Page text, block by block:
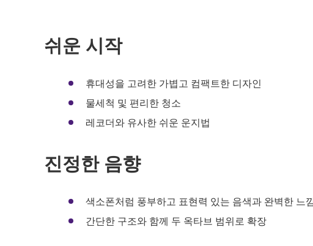
쉬운 시작
휴대성을 고려한 가볍고 컴팩트한 디자인
물세척 및 편리한 청소
레코더와 유사한 쉬운 운지법
진정한 음향
색소폰처럼 풍부하고 표현력 있는 음색과 완벽한 느
간단한 구조와 함께 두 옥타브 범위로 확장